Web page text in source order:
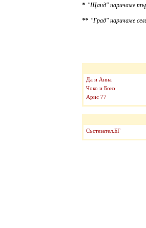
* "Щанд" наричаме
** "Град" наричаме
Да и Анна
Чоко и Боко
Арис 77
Състезател.БГ